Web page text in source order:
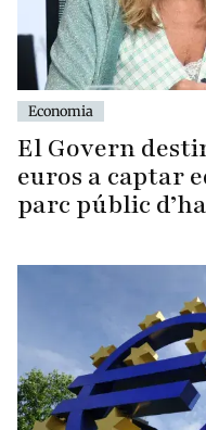
Economia
El Govern
euros a captar
parc públic